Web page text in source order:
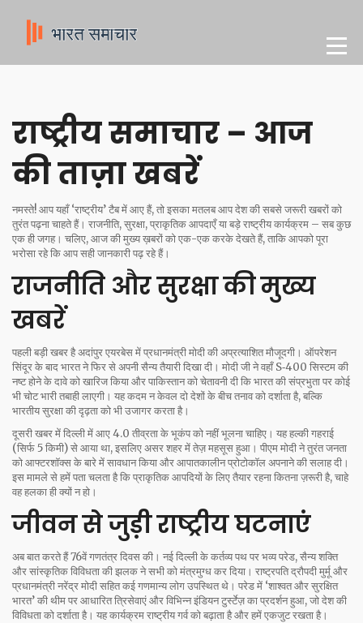
राष्ट्रीय समाचार – आज
की ताज़ा खबरें
नमस्ते! आप यहाँ ‘राष्ट्रीय’ टैब में आए हैं, तो इसका मतलब आप देश की सबसे जरूरी खबरों को
तुरंत पढ़ना चाहते हैं। राजनीति, सुरक्षा, प्राकृतिक आपदाएँ या बड़े राष्ट्रीय कार्यक्रम – सब कुछ
एक ही जगह। चलिए, आज की मुख्य ख़बरों को एक-एक करके देखते हैं, ताकि आपको पूरा
भरोसा रहे कि आप सही जानकारी पढ़ रहे हैं।
राजनीति और सुरक्षा की मुख्य
खबरें
पहली बड़ी खबर है अदांपुर एयरबेस में प्रधानमंत्री मोदी की अप्रत्याशित मौजूदगी। ऑपरेशन
सिंदूर के बाद भारत ने फिर से अपनी सैन्य तैयारी दिखा दी। मोदी जी ने वहाँ S‑400 सिस्टम की
नष्ट होने के दावे को खारिज किया और पाकिस्तान को चेतावनी दी कि भारत की संप्रभुता पर कोई
भी चोट भारी तबाही लाएगी। यह कदम न केवल दो देशों के बीच तनाव को दर्शाता है, बल्कि
भारतीय सुरक्षा की दृढ़ता को भी उजागर करता है।
दूसरी खबर में दिल्ली में आए 4.0 तीव्रता के भूकंप को नहीं भूलना चाहिए। यह हल्की गहराई
(सिर्फ 5 किमी) से आया था, इसलिए असर शहर में तेज़ महसूस हुआ। पीएम मोदी ने तुरंत जनता
को आफ्टरशॉक्स के बारे में सावधान किया और आपातकालीन प्रोटोकॉल अपनाने की सलाह दी।
इस मामले से हमें पता चलता है कि प्राकृतिक आपदियों के लिए तैयार रहना कितना ज़रूरी है, चाहे
वह हलका ही क्यों न हो।
जीवन से जुड़ी राष्ट्रीय घटनाएं
अब बात करते हैं 76वें गणतंत्र दिवस की। नई दिल्ली के कर्तव्य पथ पर भव्य परेड, सैन्य शक्ति
और सांस्कृतिक विविधता की झलक ने सभी को मंत्रमुग्ध कर दिया। राष्ट्रपति द्रौपदी मुर्मू और
प्रधानमंत्री नरेंद्र मोदी सहित कई गणमान्य लोग उपस्थित थे। परेड में ‘शाश्वत और सुरक्षित
भारत’ की थीम पर आधारित त्रिसेवाएं और विभिन्न इंडियन टुर्स्टेज़ का प्रदर्शन हुआ, जो देश की
विविधता को दर्शाता है। यह कार्यक्रम राष्ट्रीय गर्व को बढ़ाता है और हमें एकजुट रखता है।